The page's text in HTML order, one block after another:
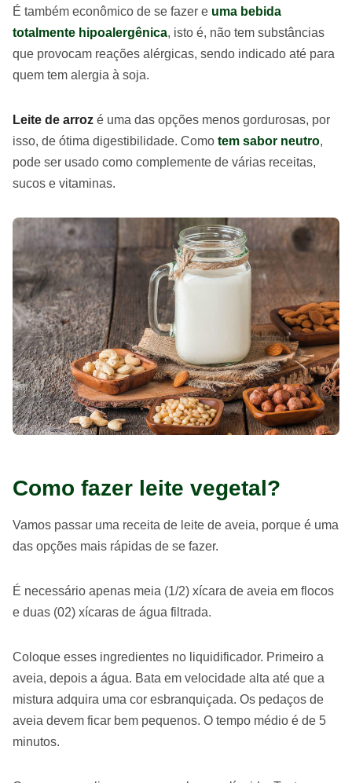
É também econômico de se fazer e uma bebida
totalmente hipoalergênica, isto é, não tem substâncias
que provocam reações alérgicas, sendo indicado até para
quem tem alergia à soja.
Leite de arroz é uma das opções menos gordurosas, por
isso, de ótima digestibilidade. Como tem sabor neutro,
pode ser usado como complemente de várias receitas,
sucos e vitaminas.
Como fazer leite vegetal?
Vamos passar uma receita de leite de aveia, porque é uma
das opções mais rápidas de se fazer.
É necessário apenas meia (1/2) xícara de aveia em flocos
e duas (02) xícaras de água filtrada.
Coloque esses ingredientes no liquidificador. Primeiro a
aveia, depois a água. Bata em velocidade alta até que a
mistura adquira uma cor esbranquiçada. Os pedaços de
aveia devem ficar bem pequenos. O tempo médio é de 5
minutos.